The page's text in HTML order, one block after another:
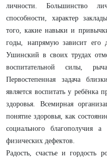
личности. Большинство
способности, характер
того, какие навыки и
годы, напрямую зависит
Ушинский в своих трудах
воспитательной силы,
Первостепенная задача
является воспитать у ребёнка
здоровья. Всемирная
понятие здоровья, как
социального благополучия
физических дефектов.
Радость, счастье и гордость